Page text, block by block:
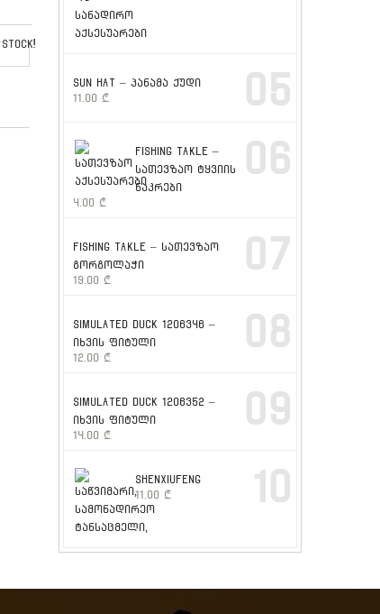
SUN HAT – პანამა ქუდი
11.00 ₾ 05
FISHING TAKLE –
სათევზაო ტყვიის
ნაკრები
4.00 ₾
06
FISHING TAKLE – სათევზაო
გორგოლაჭი
19.00 ₾
07
SIMULATED DUCK 1206346 –
იხვის ფიტული
12.00 ₾
08
SIMULATED DUCK 1206352 –
იხვის ფიტული
14.00 ₾
09
SHENXIUFENG
11.00 ₾ 10